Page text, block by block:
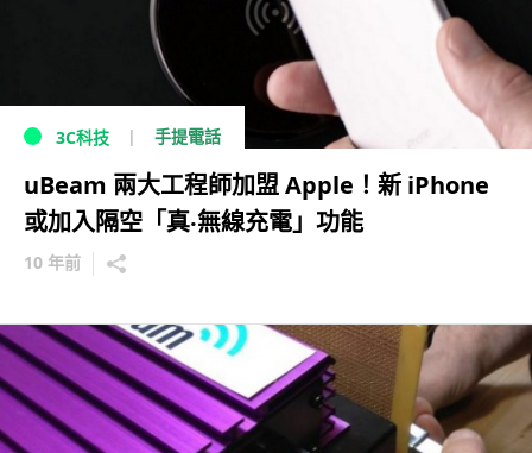
3C科技 手提電話
uBeam 兩大工程師加盟 Apple！新 iPhone
或加入隔空「真‧無線充電」功能
10 年前